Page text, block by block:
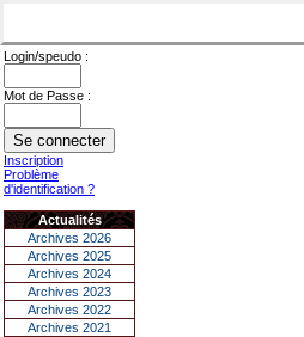
Login/speudo :
Mot de Passe :
Inscription
Problème
d'identification ?
Actualités
Archives 2026
Archives 2025
Archives 2024
Archives 2023
Archives 2022
Archives 2021